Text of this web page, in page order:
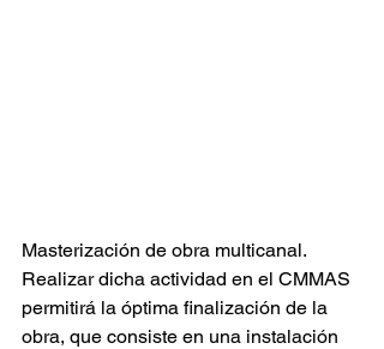
Masterización de obra multicanal.
Realizar dicha actividad en el CMMAS
permitirá la óptima finalización de la
obra, que consiste en una instalación